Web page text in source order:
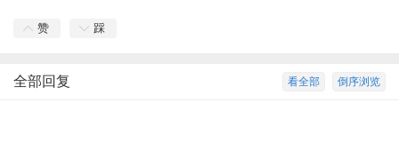
赞 踩
倒序浏览
看全部
全部回复